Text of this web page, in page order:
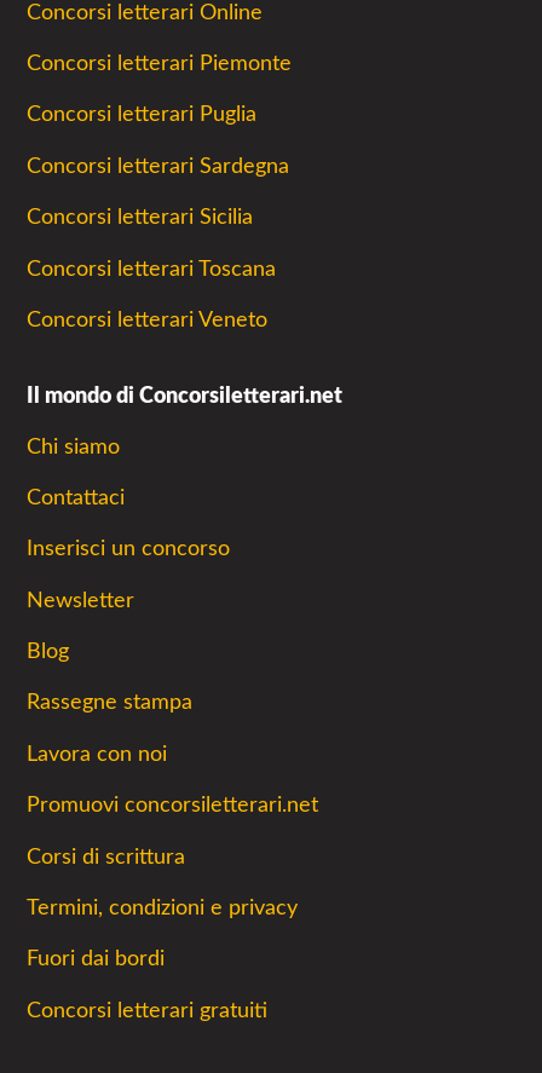
Concorsi letterari Online
Concorsi letterari Piemonte
Concorsi letterari Puglia
Concorsi letterari Sardegna
Concorsi letterari Sicilia
Concorsi letterari Toscana
Concorsi letterari Veneto
Il mondo di Concorsiletterari.net
Chi siamo
Contattaci
Inserisci un concorso
Newsletter
Blog
Rassegne stampa
Lavora con noi
Promuovi concorsiletterari.net
Corsi di scrittura
Termini, condizioni e privacy
Fuori dai bordi
Concorsi letterari gratuiti